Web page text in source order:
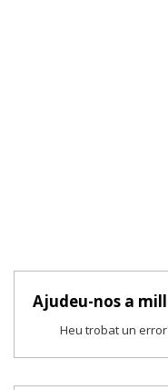
Ajudeu-nos a
Heu trobat un